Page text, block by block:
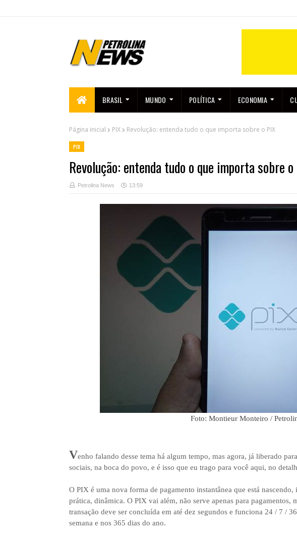
BRASIL MUNDO POLÍTICA ECONOMIA
Página inicial PIX Revolução: entenda tudo o que importa sobre o PIX
PIX
Revolução: entenda tudo o que importa sobre
Petrolina News 13:59
Foto: Montieur Monteiro /
Venho falando desse tema há algum tempo, mas agora, já liberado
sociais, na boca do povo, e é isso que eu trago para você aqui, no
O PIX é uma nova forma de pagamento instantânea que está
prática, dinâmica. O PIX vai além, não serve apenas para pagamentos,
transação deve ser concluída em até dez segundos e funciona 24 / 7 /
semana e nos 365 dias do ano.